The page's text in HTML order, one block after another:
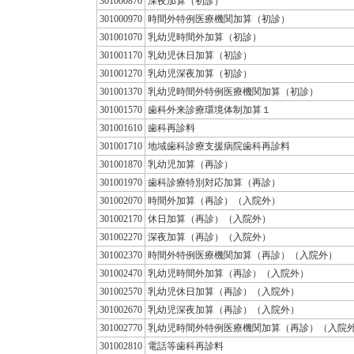
301000970 時間外特例医療機関加算（初診）
301001070 乳幼児時間外加算（初診）
301001170 乳幼児休日加算（初診）
301001270 乳幼児深夜加算（初診）
301001370 乳幼児時間外特例医療機関加算（初診）
301001570 歯科外来診療環境体制加算１
301001610 歯科再診料
301001710 地域歯科診療支援病院歯科再診料
301001870 乳幼児加算（再診）
301001970 歯科診療特別対応加算（再診）
301002070 時間外加算（再診）（入院外）
301002170 休日加算（再診）（入院外）
301002270 深夜加算（再診）（入院外）
301002370 時間外特例医療機関加算（再診）（入院外）
301002470 乳幼児時間外加算（再診）（入院外）
301002570 乳幼児休日加算（再診）（入院外）
301002670 乳幼児深夜加算（再診）（入院外）
301002770 乳幼児時間外特例医療機関加算（再診）（入院
301002810 電話等歯科再診料